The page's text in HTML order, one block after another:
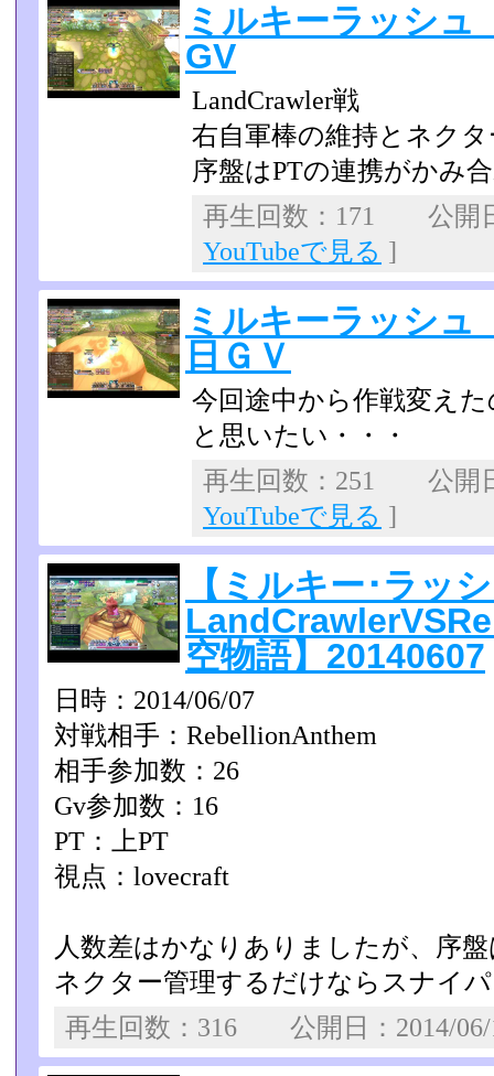
ミルキーラッシ
GV
LandCrawler戦
右自軍棒の維持とネク
序盤はPTの連携がかみ
再生回数：171 公開
YouTubeで見る ]
ミルキーラッシ
日ＧＶ
今回途中から作戦変え
と思いたい・・・
再生回数：251 公開
YouTubeで見る ]
【ミルキー･ラッ
空物語】20140607
日時：2014/06/07
対戦相手：RebellionAnthem
相手参加数：26
Gv参加数：16
PT：上PT
視点：lovecraft
人数差はかなりありましたが、序
ネクター管理するだけならスナイ
再生回数：316 公開日：